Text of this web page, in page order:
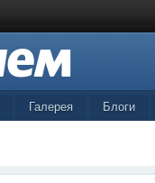
Галерея Блоги